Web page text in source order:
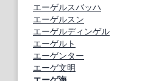
エーゲルスバッハ
エーゲルスン
エーゲルディンゲル
エーゲルト
エーゲンター
エーゲ文明